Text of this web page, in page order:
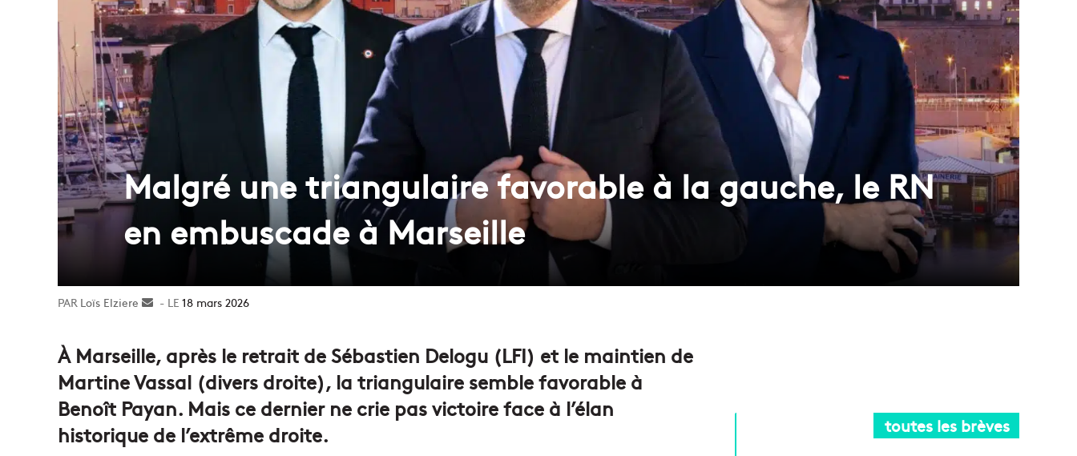
Malgré une triangulaire favorable à la gauche, le RN
en embuscade à Marseille
Loïs Elziere
Envoyer18 mars 2026
À Marseille, après le retrait de Sébastien Delogu (LFI) et le maintien de
Martine Vassal (divers droite), la triangulaire semble favorable à
Benoît Payan. Mais ce dernier ne crie pas victoire face à l’élan
historique de l’extrême droite.
toutes les brèves